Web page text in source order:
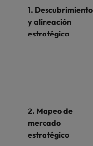
1. Descubrimiento
y alineación
estratégica
2. Mapeo de
mercado
estratégico